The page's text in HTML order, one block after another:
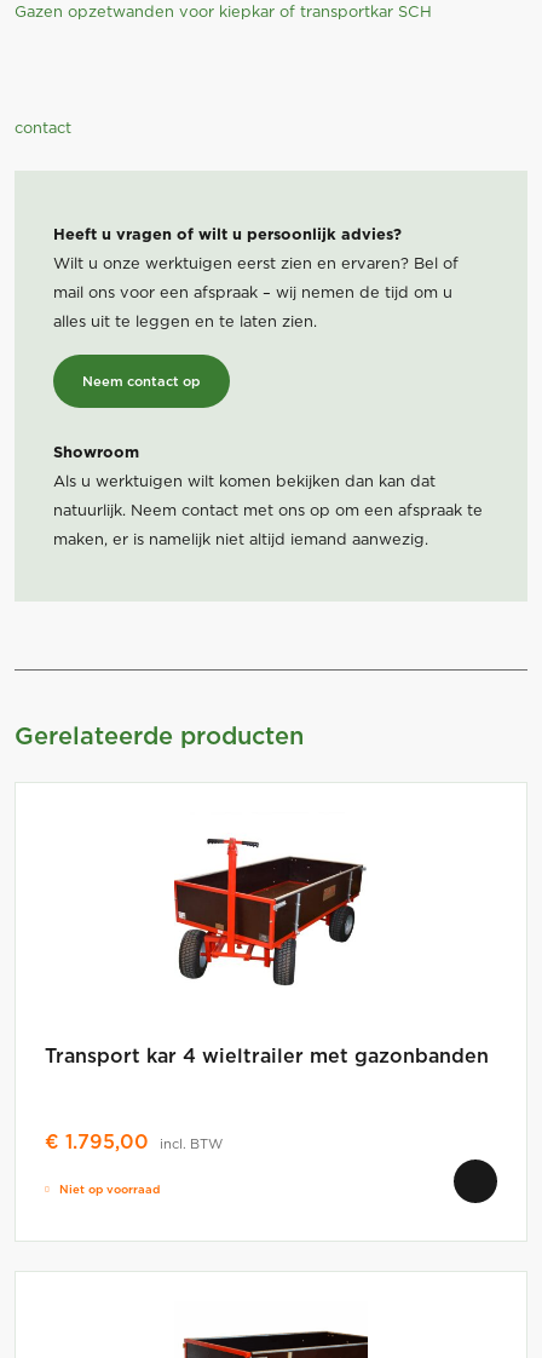
Gazen opzetwanden voor kiepkar of transportkar SCH
contact
Heeft u vragen of wilt u persoonlijk advies?
Wilt u onze werktuigen eerst zien en ervaren? Bel of
mail ons voor een afspraak – wij nemen de tijd om u
alles uit te leggen en te laten zien.
Neem contact op
Showroom
Als u werktuigen wilt komen bekijken dan kan dat
natuurlijk. Neem contact met ons op om een afspraak te
maken, er is namelijk niet altijd iemand aanwezig.
Gerelateerde producten
Transport kar 4 wieltrailer met gazonbanden
€ 1.795,00 incl. BTW
Niet op voorraad